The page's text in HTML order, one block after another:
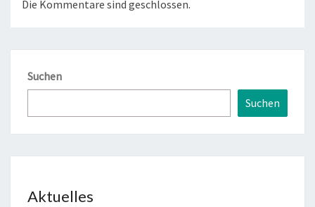
Die Kommentare sind geschlossen.
Suchen
Suchen
Aktuelles